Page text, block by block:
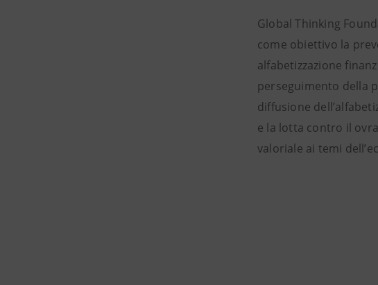
Global Thinking
come obiettivo la
alfabetizzazione
perseguimento della
diffusione
e la lotta contro il
valoriale ai temi